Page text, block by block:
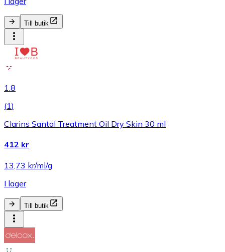
Till butik
1.8
(1)
Clarins Santal Treatment Oil Dry Skin 30 ml
412 kr
13,73 kr/ml/g
I lager
Till butik